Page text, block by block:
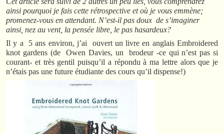
ainsi pourquoi je fais cette rétrospective et où je vous emmène;
promenez-vous en attendant. N’est-il pas doux de s’imaginer
ainsi, nez au vent, la pensée libre, le pas hasardeux?
Il y a 5 ans environ, j’ai ouvert un livre en anglais Embroidered
knot gardens (de Owen Davies, un brodeur -ce qui n’est pas si
courant- et très gentil puisqu’il a répondu à ma lettre alors que je
n’étais pas une future étudiante des cours qu’il dispense!)